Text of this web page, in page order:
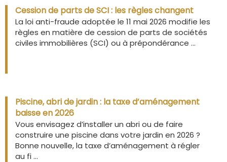
Cession de parts de SCI : les règles changent
La loi anti-fraude adoptée le 11 mai 2026 modifie les
règles en matière de cession de parts de sociétés
civiles immobilières (SCI) ou à prépondérance ...
Piscine, abri de jardin : la taxe d’aménagement
baisse en 2026
Vous envisagez d’installer un abri ou de faire
construire une piscine dans votre jardin en 2026 ?
Bonne nouvelle, la taxe d’aménagement à régler
au fi ...